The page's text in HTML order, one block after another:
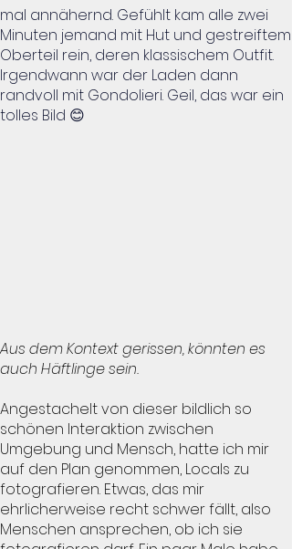
mal annähernd. Gefühlt kam alle zwei
Minuten jemand mit Hut und gestreiftem
Oberteil rein, deren klassischem Outfit.
Irgendwann war der Laden dann
randvoll mit Gondolieri. Geil, das war ein
tolles Bild 😊
Aus dem Kontext gerissen, könnten es
auch Häftlinge sein.
Angestachelt von dieser bildlich so
schönen Interaktion zwischen
Umgebung und Mensch, hatte ich mir
auf den Plan genommen, Locals zu
fotografieren. Etwas, das mir
ehrlicherweise recht schwer fällt, also
Menschen ansprechen, ob ich sie